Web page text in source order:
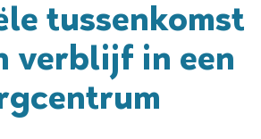
tussenkomst
verblijf in een